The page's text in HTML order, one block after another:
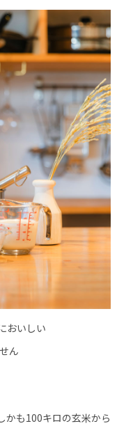
おいしい
ん
かも100キロの玄米から